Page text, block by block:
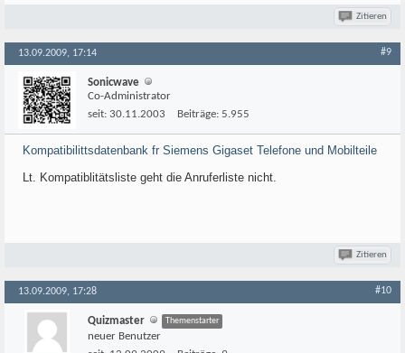
Zitieren
13.09.2009, 17:14 #9
Sonicwave
Co-Administrator
seit: 30.11.2003 Beiträge: 5.955
Kompatibilittsdatenbank fr Siemens Gigaset Telefone und Mobilteile
Lt. Kompatiblitätsliste geht die Anruferliste nicht.
Zitieren
13.09.2009, 17:28 #10
Quizmaster Themenstarter
neuer Benutzer